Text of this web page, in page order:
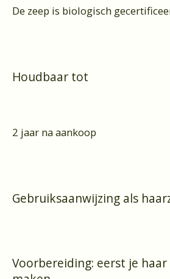
De zeep is biologisch
Houdbaar tot
2 jaar na aankoop
Gebruiksaanwijzing als
Voorbereiding: eerst je